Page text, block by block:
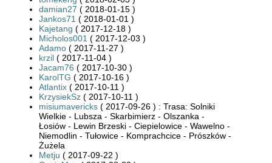
damian27 ( 2018-01-15 )
Jankos71 ( 2018-01-01 )
Kajetang ( 2017-12-18 )
Micholos001 ( 2017-12-03 )
Adamo ( 2017-11-27 )
krzil ( 2017-11-04 )
Jacam76 ( 2017-10-30 )
KarolTG ( 2017-10-16 )
Atlantix ( 2017-10-11 )
KrzysiekSz ( 2017-10-11 )
misiumavericks ( 2017-09-26 ) : Trasa: Solniki
Wielkie - Lubsza - Skarbimierz - Olszanka -
Łosiów - Lewin Brzeski - Ciepielowice - Wawelno -
Niemodlin - Tułowice - Komprachcice - Prószków -
Żużela
Metju ( 2017-09-22 )